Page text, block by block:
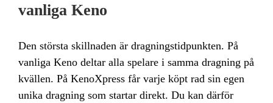
vanliga Keno
Den största skillnaden är dragningstidpunkten. På
vanliga Keno deltar alla spelare i samma dragning på
kvällen. På KenoXpress får varje köpt rad sin egen
unika dragning som startar direkt. Du kan därför